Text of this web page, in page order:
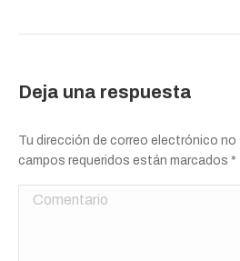
Deja una respuesta
Tu dirección de correo electrónico no
campos requeridos están marcados *
Comentario